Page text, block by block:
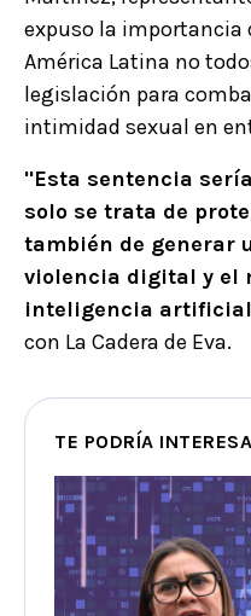
expuso la importancia
América Latina no
legislación para
intimidad sexual en
"Esta sentencia
solo se trata de
también de generar
violencia digital y el
inteligencia
con La Cadera de Eva.
TE PODRÍA